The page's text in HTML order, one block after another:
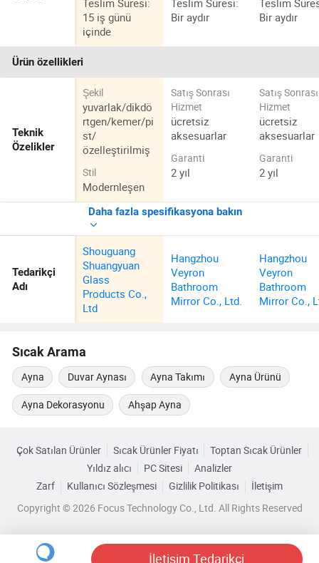
Teslim Süresi:
15 iş günü
içinde
Teslim Süresi:
Bir aydır
Teslim
Bir aydır
Ürün özellikleri
Teknik
Özelikler
Şekil
yuvarlak/dikdö
rtgen/kemer/pi
st/
özelleştirilmiş
Stil
Modernleşen
Satış Sonrası
Hizmet
ücretsiz
aksesuarlar
Garanti
2 yıl
Satış Sonrası
Hizmet
ücretsiz
aksesuarlar
Garanti
2 yıl
Daha fazla spesifikasyona bakın
Tedarikçi
Adı
Shouguang
Shuangyuan
Glass
Products Co.,
Ltd
Hangzhou
Veyron
Bathroom
Mirror Co., Ltd.
Hangzhou
Veyron
Bathroom
Mirror Co.,
Sıcak Arama
Ayna Duvar Aynası Ayna Takımı Ayna Ürünü
Ayna Dekorasyonu Ahşap Ayna
Çok Satılan Ürünler Sıcak Ürünler Fiyatı
Toptan Sıcak Ürünler
Yıldız alıcı
PC Sitesi
Analizler
Zarf
Kullanıcı Sözleşmesi Gizlilik Politikası
İletişim
Copyright © 2026 Focus Technology Co., Ltd. All Rights Reserved
İletişim Tedarikçi